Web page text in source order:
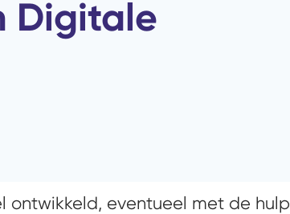
Digitale
ontwikkeld, eventueel met de